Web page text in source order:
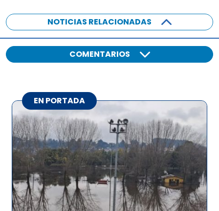
NOTICIAS RELACIONADAS
COMENTARIOS
EN PORTADA